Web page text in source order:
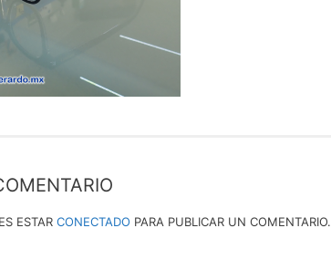
ESTAR CONECTADO PARA PUBLICAR UN COMENTARIO.